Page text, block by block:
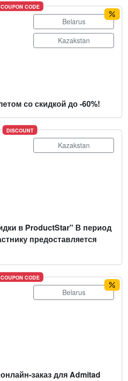
COUPON CODE
Belarus
Kazakstan
со скидкой до -60%!
DISCOUNT
Kazakstan
в ProductStar" В период
предоставляется
COUPON CODE
Belarus
заказ для Admitad